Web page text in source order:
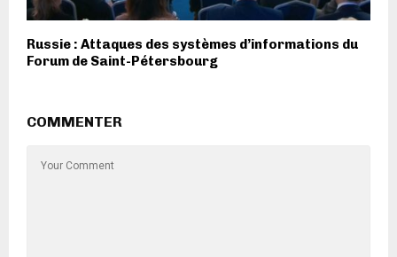
Russie : Attaques des systèmes d’informations du
Forum de Saint-Pétersbourg
COMMENTER